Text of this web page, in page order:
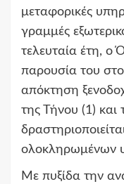
μεταφορικές
γραμμές
τελευταία έτη, ο
παρουσία του
απόκτηση
της Τήνου (1)
ολοκληρωμένων
Με πυξίδα την